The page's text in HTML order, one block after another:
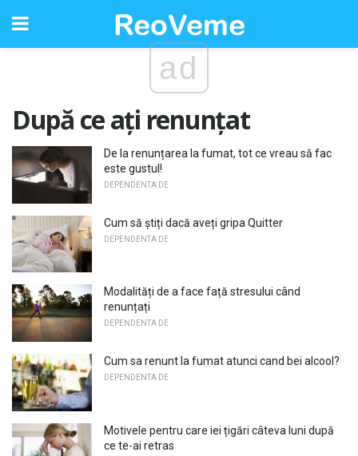
ad
După ce ați renunțat
De la renunțarea la fumat, tot ce vreau să fac
este gustul!
DEPENDENTA DE
Cum să știți dacă aveți gripa Quitter
DEPENDENTA DE
Modalități de a face față stresului când
renunțați
DEPENDENTA DE
Cum sa renunt la fumat atunci cand bei alcool?
DEPENDENTA DE
Motivele pentru care iei țigări câteva luni după
ce te-ai retras